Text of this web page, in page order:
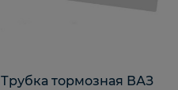
Трубка тормозная ВАЗ